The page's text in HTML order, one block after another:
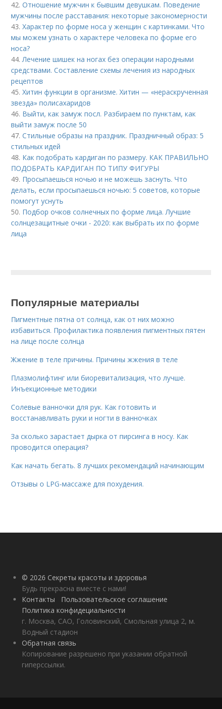
42.Отношение мужчин к бывшим девушкам. Поведение
мужчины после расставания: некоторые закономерности
43.Характер по форме носа у женщин с картинками. Что
мы можем узнать о характере человека по форме его
носа?
44.Лечение шишек на ногах без операции народными
средствами. Составление схемы лечения из народных
рецептов
45.Хитин функции в организме. Хитин — «нераскрученная
звезда» полисахаридов
46. Выйти, как замуж посл. Разбираем по пунктам, как
выйти замуж после 50
47.Стильные образы на праздник. Праздничный образ: 5
стильных идей
48. Как подобрать кардиган по размеру. КАК ПРАВИЛЬНО
ПОДОБРАТЬ КАРДИГАН ПО ТИПУ ФИГУРЫ
49. Просыпаешься ночью и не можешь заснуть. Что
делать, если просыпаешься ночью: 5 советов, которые
помогут уснуть
50. Подбор очков солнечных по форме лица. Лучшие
солнцезащитные очки - 2020: как выбрать их по форме
лица
Популярные материалы
Пигментные пятна от солнца, как от них можно
избавиться. Профилактика появления пигментных пятен
на лице после солнца
Жжение в теле причины. Причины жжения в теле
Плазмолифтинг или биоревитализация, что лучше.
Инъекционные методики
Солевые ванночки для рук. Как готовить и
восстанавливать руки и ногти в ванночках
За сколько зарастает дырка от пирсинга в носу. Как
проводится операция?
Как начать бегать. 8 лучших рекомендаций начинающим
Отзывы о LPG-массаже для похудения.
© 2026 Секреты красоты и здоровья
Будь прекрасна вместе с нами!
Контакты
Пользовательское соглашение
Политика конфидециальности
г. Москва, САО, Головинский, Смольная улица 2, м.
Водный стадион
Обратная связь
Копирование разрешено при указании обратной
гиперссылки.